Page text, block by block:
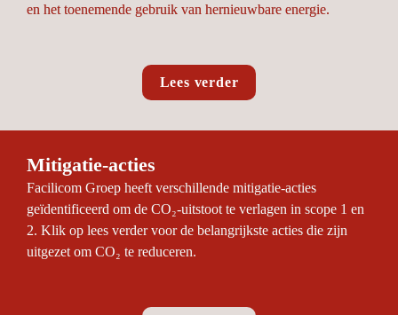
en het toenemende gebruik van hernieuwbare energie.
Lees verder
Mitigatie-acties
Facilicom Groep heeft verschillende mitigatie-acties
geïdentificeerd om de CO₂-uitstoot te verlagen in scope 1 en
2. Klik op lees verder voor de belangrijkste acties die zijn
uitgezet om CO₂ te reduceren.